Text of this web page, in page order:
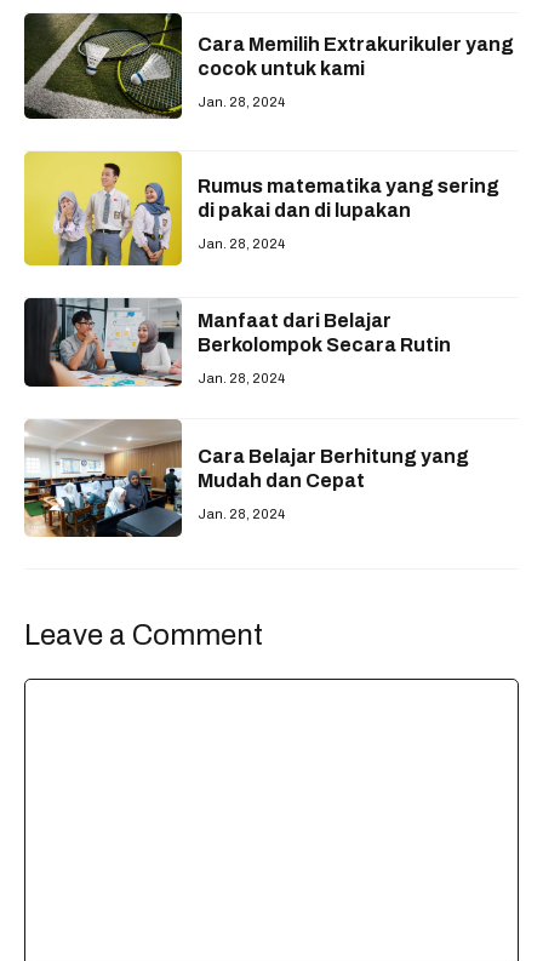
Cara Memilih Extrakurikuler yang
cocok untuk kami
Jan. 28, 2024
Rumus matematika yang sering
di pakai dan di lupakan
Jan. 28, 2024
Manfaat dari Belajar
Berkolompok Secara Rutin
Jan. 28, 2024
Cara Belajar Berhitung yang
Mudah dan Cepat
Jan. 28, 2024
Leave a Comment